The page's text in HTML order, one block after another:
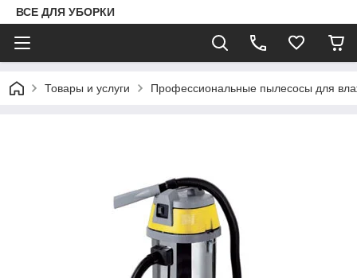
ВСЕ ДЛЯ УБОРКИ
Товары и услуги Профессиональные пылесосы для